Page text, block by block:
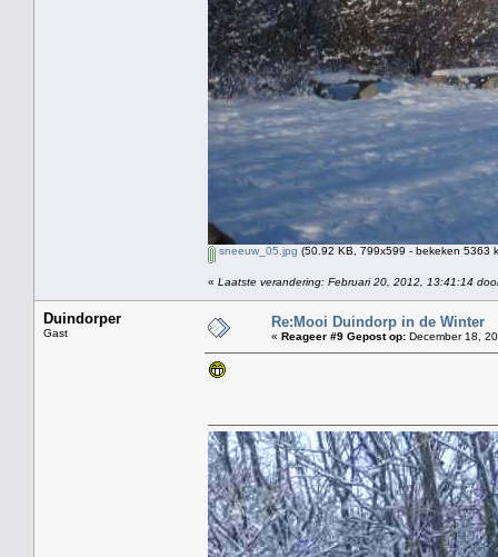
sneeuw_05.jpg (50.92 KB, 799x599 - bekeken 5363
« Laatste verandering: Februari 20, 2012, 13:41:14
Duindorper
Gast
Re:Mooi Duindorp in de Winter
« Reageer #9 Gepost op: December 18,